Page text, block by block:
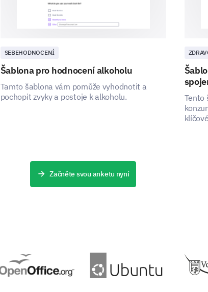
Physical Health
Your physical health is crucial to us.
Have you been experiencing any unusual
No
SEBEHODNOCENÍ
Šablona pro hodnocení alkoholu
Tamto šablona vám pomůže vyhodnotit a
pochopit zvyky a postoje k alkoholu.
Tento
Začněte svou anketu nyní